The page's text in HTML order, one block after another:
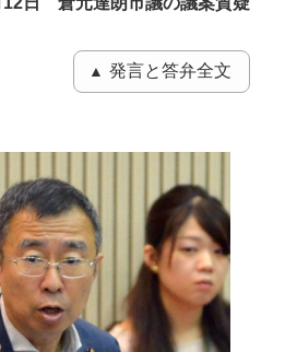
発言と答弁全文